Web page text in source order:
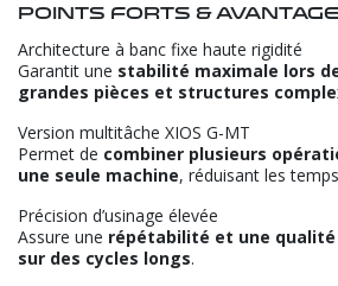
Points forts &
Architecture à banc fixe haute rigidité
Garantit une stabilité maximale lors
grandes pièces et structures
Version multitâche XIOS G-MT
Permet de combiner plusieurs
une seule machine, réduisant les
Précision d’usinage élevée
Assure une répétabilité et une
sur des cycles longs.